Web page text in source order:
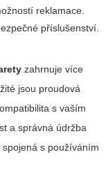
reklamace.
příslušenství.
zahrnuje více
jsou proudová
s vaším
a správná údržba
s používáním